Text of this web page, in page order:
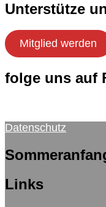
Unterstütze
Mitglied werden
folge uns auf
Datenschutz
Links